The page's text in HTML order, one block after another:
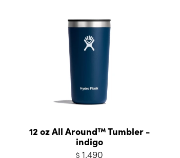
12 oz All Around™ Tumbler -
indigo
$ 1.490